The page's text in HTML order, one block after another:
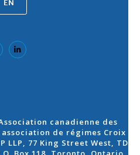
EN
canadienne des
de régimes Croix
LLP, 77 King Street West, TD